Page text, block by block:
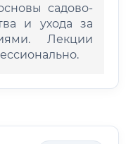
садово-
и ухода за
Лекции